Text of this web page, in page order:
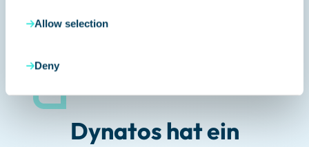
Allow selection
Deny
Dynatos hat ein